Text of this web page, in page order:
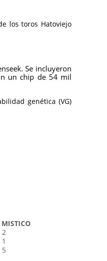
los toros Hatoviejo
Se incluyeron
un chip de 54 mil
genética (VG)
2
1
5